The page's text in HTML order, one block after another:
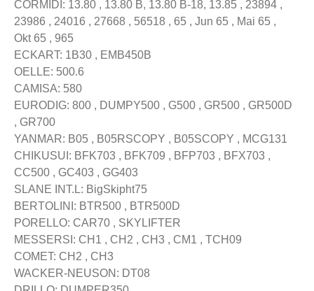
CORMIDI: 13.80 , 13.80 B, 13.80 B-18, 13.85 , 23894 ,
23986 , 24016 , 27668 , 56518 , 65 , Jun 65 , Mai 65 ,
Okt 65 , 965
ECKART: 1B30 , EMB450B
OELLE: 500.6
CAMISA: 580
EURODIG: 800 , DUMPY500 , G500 , GR500 , GR500D
, GR700
YANMAR: B05 , B05RSCOPY , B05SCOPY , MCG131
CHIKUSUI: BFK703 , BFK709 , BFP703 , BFX703 ,
CC500 , GC403 , GG403
SLANE INT.L: BigSkipht75
BERTOLINI: BTR500 , BTR500D
PORELLO: CAR70 , SKYLIFTER
MESSERSI: CH1 , CH2 , CH3 , CM1 , TCH09
COMET: CH2 , CH3
WACKER-NEUSON: DT08